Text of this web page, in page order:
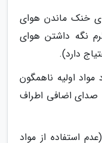
خنک ماندن هوای
نگه داشتن هوای
دارد).
اولیه ناهمگون
صدای اضافی اطراف
استفاده از مواد